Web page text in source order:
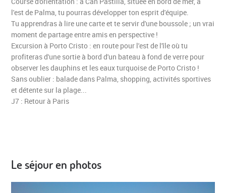
l'est de Palma, tu pourras développer ton esprit d'équipe.
Tu apprendras à lire une carte et te servir d'une boussole ; un vrai
moment de partage entre amis en perspective !
Excursion à Porto Cristo : en route pour l'est de l'île où tu
profiteras d'une sortie à bord d'un bateau à fond de verre pour
observer les dauphins et les eaux turquoise de Porto Cristo !
Sans oublier : balade dans Palma, shopping, activités sportives
et détente sur la plage...
J7 : Retour à Paris
Le séjour en photos